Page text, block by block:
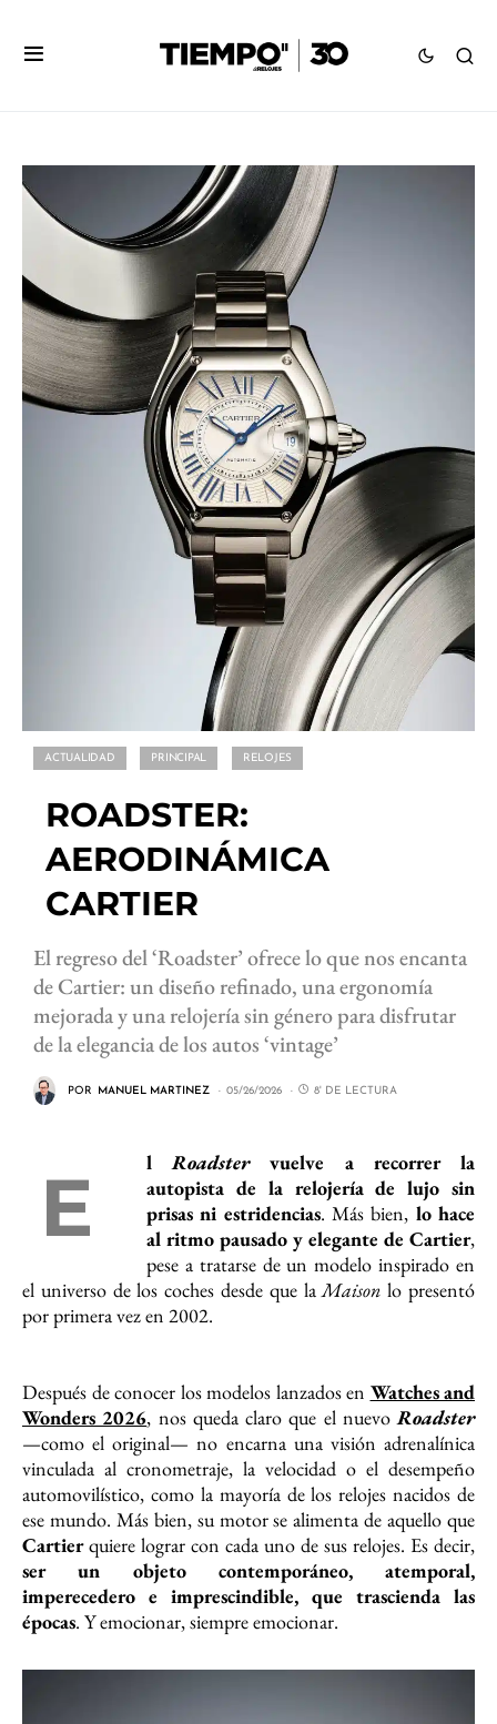
ACTUALIDAD PRINCIPAL RELOJES
ROADSTER:
AERODINÁMICA
CARTIER
El regreso del ‘Roadster’ ofrece lo que nos encanta
de Cartier: un diseño refinado, una ergonomía
mejorada y una relojería sin género para disfrutar
de la elegancia de los autos ‘vintage’
POR MANUEL MARTINEZ 05/26/2026 8' DE LECTURA
E lRoadstervuelve a recorrer la
autopista de la relojería de lujo sin
prisas ni estridencias. Más bien, lo hace
al ritmo pausado y elegante de Cartier,
pese a tratarse de un modelo inspirado en
el universo de los coches desde que laMaison lo presentó
por primera vez en 2002.
Después de conocer los modelos lanzados en Watches and
Wonders 2026, nos queda claro que el nuevoRoadster
—como el original— no encarna una visión adrenalínica
vinculada al cronometraje, la velocidad o el desempeño
automovilístico, como la mayoría de los relojes nacidos de
ese mundo. Más bien, su motor se alimenta de aquello que
Cartierquiere lograr con cada uno de sus relojes. Es decir,
ser un objeto contemporáneo, atemporal,
imperecedero e imprescindible, que trascienda las
épocas. Y emocionar, siempre emocionar.